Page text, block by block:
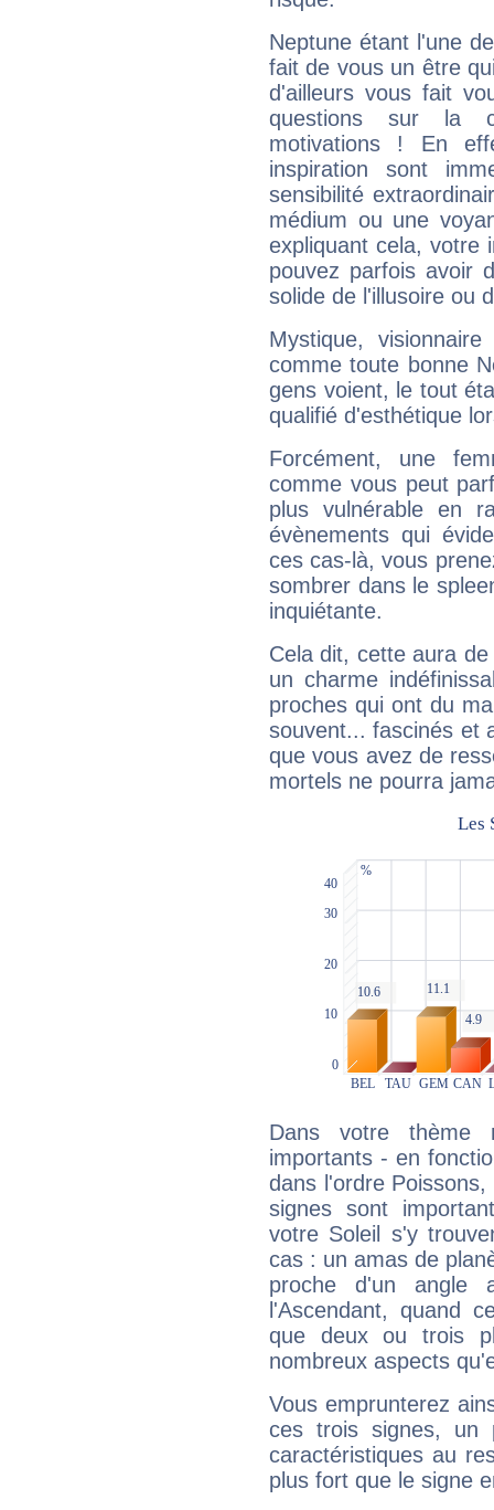
Neptune étant l'une
fait de vous un être
d'ailleurs vous fait
questions sur la
motivations ! En
inspiration sont
sensibilité
médium ou une
expliquant cela, votre
pouvez parfois avoir
solide de l'illusoire ou
Mystique,
comme toute bonne
gens voient, le tout
qualifié d'esthétique
Forcément, une
comme vous peut
plus vulnérable en
évènements qui
ces cas-là, vous
sombrer dans le
inquiétante.
Cela dit, cette aura
un charme
proches qui ont du
souvent... fascinés et
que vous avez de
mortels ne pourra
Dans votre thème
importants - en
dans l'ordre
signes sont
votre Soleil s'y
cas : un amas de
proche d'un
l'Ascendant, quand
que deux ou trois
nombreux aspects
Vous emprunterez
ces trois signes, un
caractéristiques au
plus fort que le signe